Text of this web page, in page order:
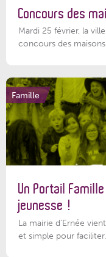
Concours des
Mardi 25 février, la
concours des
Famille
Un Portail
jeunesse !
La mairie d’Ernée
et simple pour